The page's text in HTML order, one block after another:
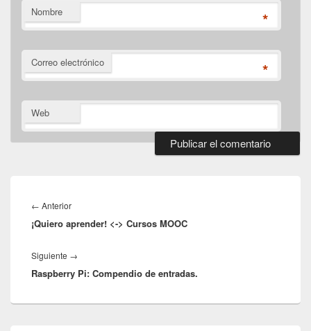
Nombre *
Correo electrónico *
Web
de
entradas
← AnteriorEntrada
anterior:
¡Quiero aprender! <-> Cursos MOOC
Siguiente →
siguiente:
Raspberry Pi: Compendio de entradas.